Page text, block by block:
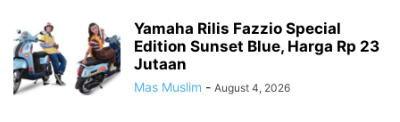
Yamaha Rilis Fazzio Special
Edition Sunset Blue, Harga Rp 23
Jutaan
Mas Muslim - August 4, 2026